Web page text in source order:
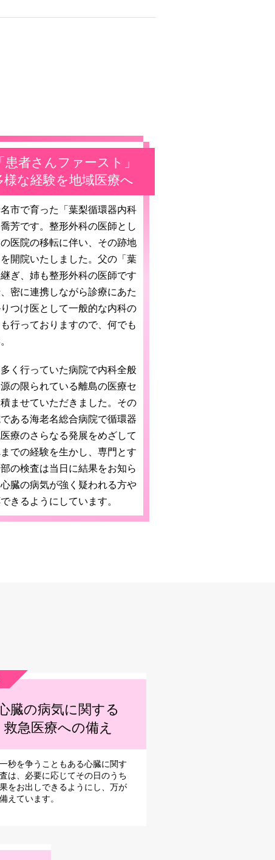
者さんファースト」
な経験を地域医療へ
市で育った「葉梨循環器内科
芳です。整形外科の医師とし
医院の移転に伴い、その跡地
開院いたしました。父の「葉
ぎ、姉も整形外科の医師です
密に連携しながら診療にあた
つけ医として一般的な内科の
行っておりますので、何でも
く行っていた病院で内科全般
の限られている離島の医療セ
ませていただきました。その
ある海老名総合病院で循環器
療のさらなる発展をめざして
での経験を生かし、専門とす
の検査は当日に結果をお知ら
臓の病気が強く疑われる方や
きるようにしています。
臓の病気に関する
救急医療への備え
秒を争うこともある心臓に関す
は、必要に応じてその日のうち
をお出しできるようにし、万が
えています。